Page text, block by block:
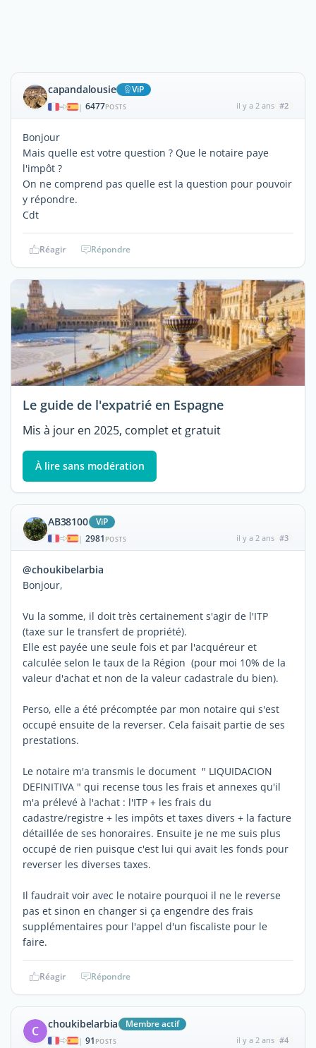
capandalousie ViP
| 6477POSTS il y a 2 ans #2
Bonjour
Mais quelle est votre question ? Que le notaire paye
l'impôt ?
On ne comprend pas quelle est la question pour pouvoir
y répondre.
Cdt
Réagir Répondre
Le guide de l'expatrié en Espagne
Mis à jour en 2025, complet et gratuit
À lire sans modération
AB38100 ViP
| 2981 POSTS il y a 2 ans #3
@choukibelarbia
Bonjour,
Vu la somme, il doit très certainement s'agir de l'ITP
(taxe sur le transfert de propriété).
Elle est payée une seule fois et par l'acquéreur et
calculée selon le taux de la Région (pour moi 10% de la
valeur d'achat et non de la valeur cadastrale du bien).
Perso, elle a été précomptée par mon notaire qui s'est
occupé ensuite de la reverser. Cela faisait partie de ses
prestations.
Le notaire m'a transmis le document " LIQUIDACION
DEFINITIVA " qui recense tous les frais et annexes qu'il
m'a prélevé à l'achat : l'ITP + les frais du
cadastre/registre + les impôts et taxes divers + la facture
détaillée de ses honoraires. Ensuite je ne me suis plus
occupé de rien puisque c'est lui qui avait les fonds pour
reverser les diverses taxes.
Il faudrait voir avec le notaire pourquoi il ne le reverse
pas et sinon en changer si ça engendre des frais
supplémentaires pour l'appel d'un fiscaliste pour le
faire.
Réagir Répondre
C choukibelarbia Membre actif
| 91 POSTS il y a 2 ans #4